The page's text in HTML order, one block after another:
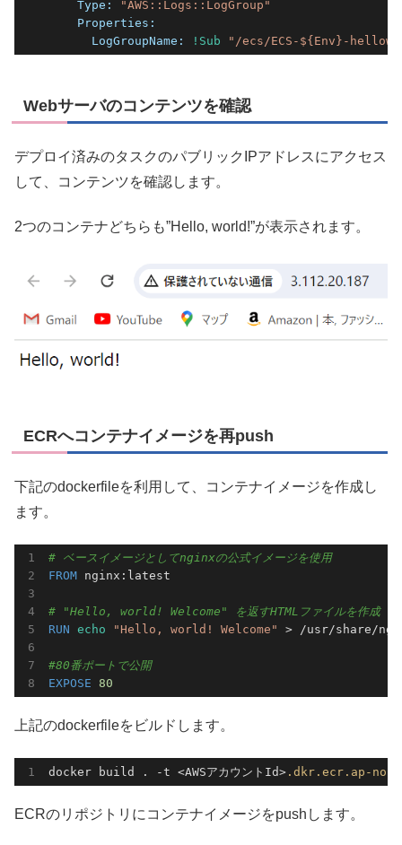
    Type:
"AWS::Logs::LogGroup"
    Properties:
      LogGroupName:
!Sub "/ecs/ECS-${Env}-
Webサーバのコンテンツを確認
デプロイ済みのタスクのパブリックIPアドレスにアクセス
して、コンテンツを確認します。
2つのコンテナどちらも”Hello, world!”が表示されます。
ECRへコンテナイメージを再push
下記のdockerfileを利用して、コンテナイメージを作成し
ます。
# ベースイメージとしてnginxの公式イメージを使用
FROM nginx:latest
# "Hello, world! Welcome" を返すHTMLファイルを作成
RUN
echo "Hello, world! Welcome" > /usr/share/
#80番ポートで公開
EXPOSE
80
上記のdockerfileをビルドします。
docker build . -t <AWSアカウントId> .dkr .ecr .ap-
ECRのリポジトリにコンテナイメージをpushします。